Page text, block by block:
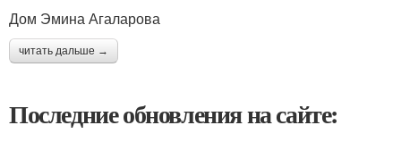
Дом Эмина Агаларова
читать дальше →
Последние обновления на сайте: